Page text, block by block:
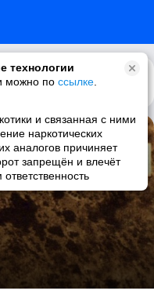
технологии
можно по ссылке
и связанная с ними
наркотических
аналогов причиняет
запрещён и влечёт